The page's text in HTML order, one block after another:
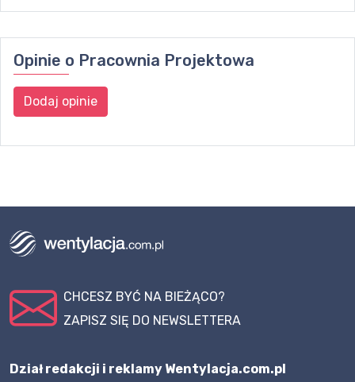
Opinie o Pracownia Projektowa
Dodaj opinie
CHCESZ BYĆ NA BIEŻĄCO?
ZAPISZ SIĘ DO NEWSLETTERA
Dział redakcji i reklamy Wentylacja.com.pl